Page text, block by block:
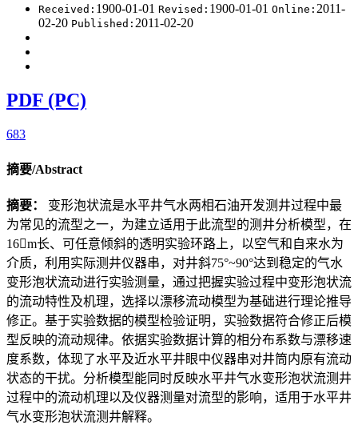
Received: 1900-01-01 Revised: 1900-01-01 Online: 2011-
02-20 Published: 2011-02-20
PDF (PC)
683
摘要/Abstract
摘要： 变形泡状流是水平井气水两相石油开发测井过程中最
为常见的流型之一，为建立适用于此流型的测井分析模型，在
16m长、可任意倾斜的透明实验环路上，以空气和自来水为
介质，利用实际测井仪器串，对井斜75°~90°达到稳定的气水
变形泡状流动进行实验测量，通过把握实验过程中变形泡状流
的流动特性及机理，选择以漂移流动模型为基础进行理论推导
修正。基于实验数据的模型检验证明，实验数据符合修正后模
型反映的流动规律。依据实验数据计算的相分布系数与漂移速
度系数，体现了水平及近水平井眼中仪器串对井筒内原有流动
状态的干扰。分析模型能同时反映水平井气水变形泡状流测井
过程中的流动机理以及仪器测量对流型的影响，适用于水平井
气水变形泡状流测井解释。